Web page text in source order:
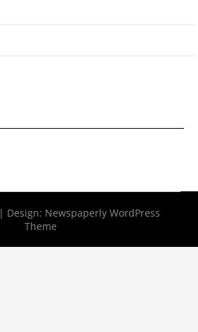
| Design: Newspaperly WordPress
Theme